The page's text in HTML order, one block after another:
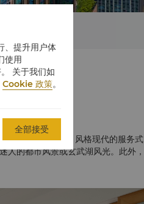
及21间布置典雅、风格现代的服务式
人的都市风景或玄武湖风光。此外，
、提升用户体
使用
关于我们如
Cookie 政策。
全部接受